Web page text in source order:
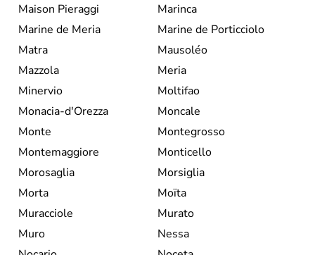
Maison Pieraggi
Marinca
Marine de Meria
Marine de Porticciolo
Matra
Mausoléo
Mazzola
Meria
Minervio
Moltifao
Monacia-d'Orezza
Moncale
Monte
Montegrosso
Montemaggiore
Monticello
Morosaglia
Morsiglia
Morta
Moïta
Muracciole
Murato
Muro
Nessa